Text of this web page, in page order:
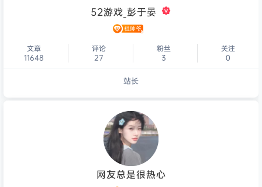
52游戏_彭于晏
文章
11648
评论
27
粉丝
3
关注
0
站长
个人主页
网友总是很热心